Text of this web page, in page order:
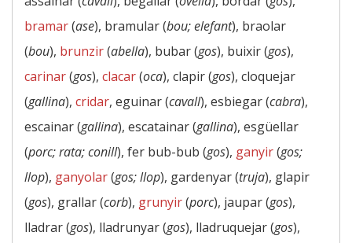
bramar(ase), bramular (bou; elefant), braolar
(bou), brunzir(abella), bubar (gos), buixir (gos),
carinar(gos), clacar(oca), clapir (gos), cloquejar
(gallina), cridar, eguinar (cavall), esbiegar (cabra),
escainar (gallina), escatainar (gallina), esgüellar
(porc; rata; conill), fer bub-bub (gos), ganyir(gos;
llop), ganyolar(gos; llop), gardenyar (truja), glapir
(gos), grallar (corb), grunyir(porc), jaupar (gos),
lladrar (gos), lladrunyar (gos), lladruquejar (gos),